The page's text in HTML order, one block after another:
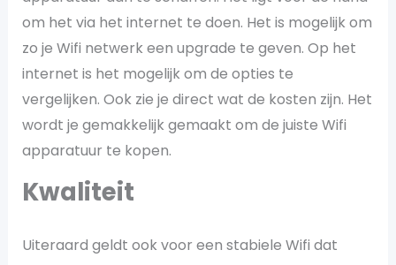
om het via het internet te doen. Het is mogelijk om
zo je Wifi netwerk een upgrade te geven. Op het
internet is het mogelijk om de opties te
vergelijken. Ook zie je direct wat de kosten zijn. Het
wordt je gemakkelijk gemaakt om de juiste Wifi
apparatuur te kopen.
Kwaliteit
Uiteraard geldt ook voor een stabiele Wifi dat